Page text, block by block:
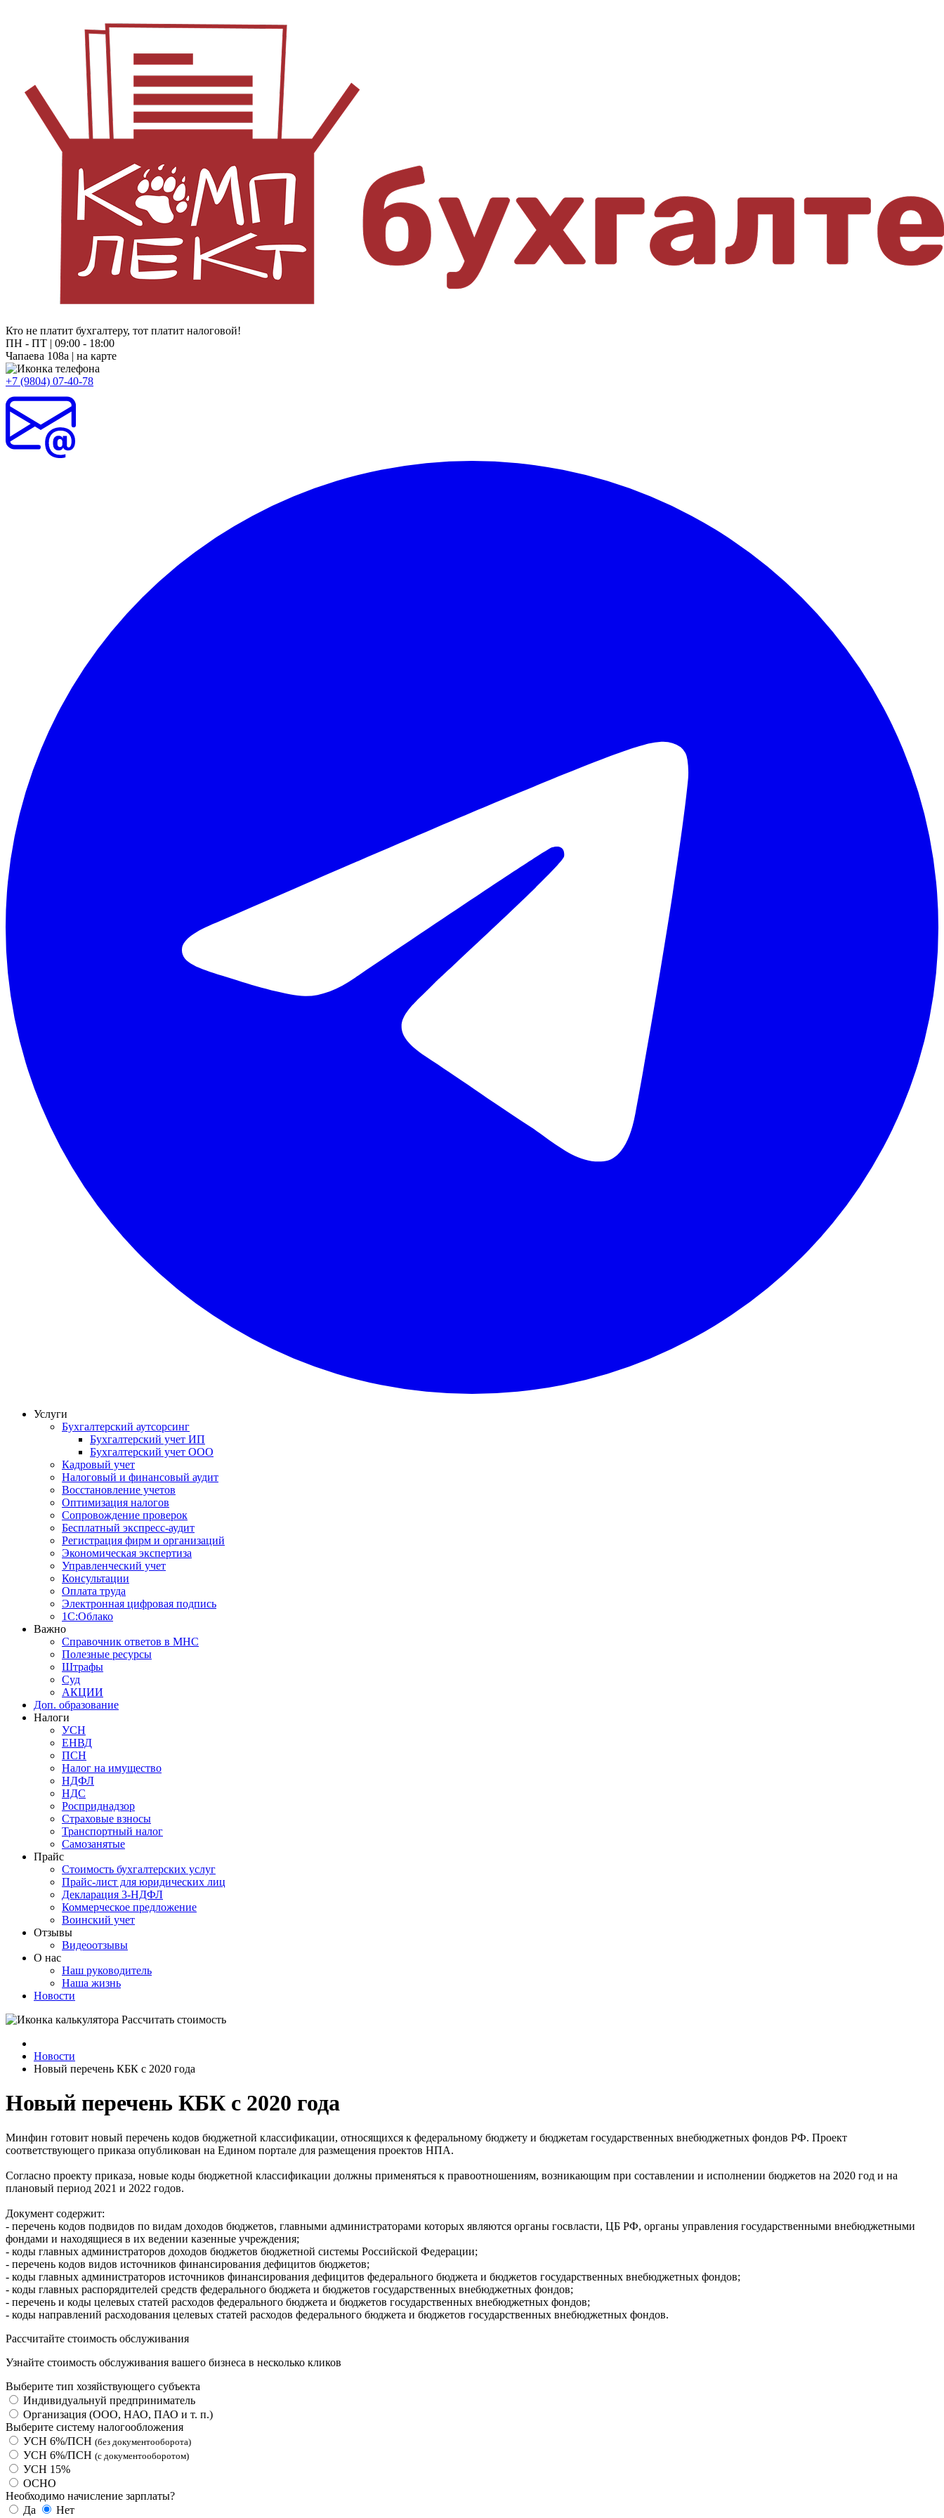
Кто не платит бухгалтеру, тот платит налоговой!
ПН - ПТ | 09:00 - 18:00
Чапаева 108а | на карте
+7 (9804) 07-40-78
Услуги
Бухгалтерский аутсорсинг
Бухгалтерский учет ИП
Бухгалтерский учет ООО
Кадровый учет
Налоговый и финансовый аудит
Восстановление учетов
Оптимизация налогов
Сопровождение проверок
Бесплатный экспресс-аудит
Регистрация фирм и организаций
Экономическая экспертиза
Управленческий учет
Консультации
Оплата труда
Электронная цифровая подпись
1С:Облако
Важно
Справочник ответов в МНС
Полезные ресурсы
Штрафы
Суд
АКЦИИ
Доп. образование
Налоги
УСН
ЕНВД
ПСН
Налог на имущество
НДФЛ
НДС
Росприднадзор
Страховые взносы
Транспортный налог
Самозанятые
Прайс
Стоимость бухгалтерских услуг
Прайс-лист для юридических лиц
Декларация 3-НДФЛ
Коммерческое предложение
Воинский учет
Отзывы
Видеоотзывы
О нас
Наш руководитель
Наша жизнь
Новости
Рассчитать стоимость
Новости
Новый перечень КБК с 2020 года
Новый перечень КБК с 2020 года
Минфин готовит новый перечень кодов бюджетной классификации, относящихся к федеральному бюджету и бюджетам государственных внебюджетных фондов РФ. Проект
соответствующего приказа опубликован на Едином портале для размещения проектов НПА.
Согласно проекту приказа, новые коды бюджетной классификации должны применяться к правоотношениям, возникающим при составлении и исполнении бюджетов на 2020 год и на
плановый период 2021 и 2022 годов.
Документ содержит:
- перечень кодов подвидов по видам доходов бюджетов, главными администраторами которых являются органы госвласти, ЦБ РФ, органы управления государственными внебюджетными
фондами и находящиеся в их ведении казенные учреждения;
- коды главных администраторов доходов бюджетов бюджетной системы Российской Федерации;
- перечень кодов видов источников финансирования дефицитов бюджетов;
- коды главных администраторов источников финансирования дефицитов федерального бюджета и бюджетов государственных внебюджетных фондов;
- коды главных распорядителей средств федерального бюджета и бюджетов государственных внебюджетных фондов;
- перечень и коды целевых статей расходов федерального бюджета и бюджетов государственных внебюджетных фондов;
- коды направлений расходования целевых статей расходов федерального бюджета и бюджетов государственных внебюджетных фондов.
Рассчитайте стоимость обслуживания
Узнайте стоимость обслуживания вашего бизнеса в несколько кликов
Выберите тип хозяйствующего субъекта
Индивидуальнуй предприниматель
Организация (ООО, НАО, ПАО и т. п.)
Выберите систему налогообложения
УСН 6%/ПСН (без документооборота)
УСН 6%/ПСН (с документооборотом)
УСН 15%
ОСНО
Необходимо начисление зарплаты?
Да
Нет